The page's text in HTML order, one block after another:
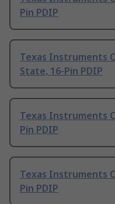
Pin PDIP
Texas Instruments
State, 16-Pin PDIP
Texas Instruments
Pin PDIP
Texas Instruments
Pin PDIP